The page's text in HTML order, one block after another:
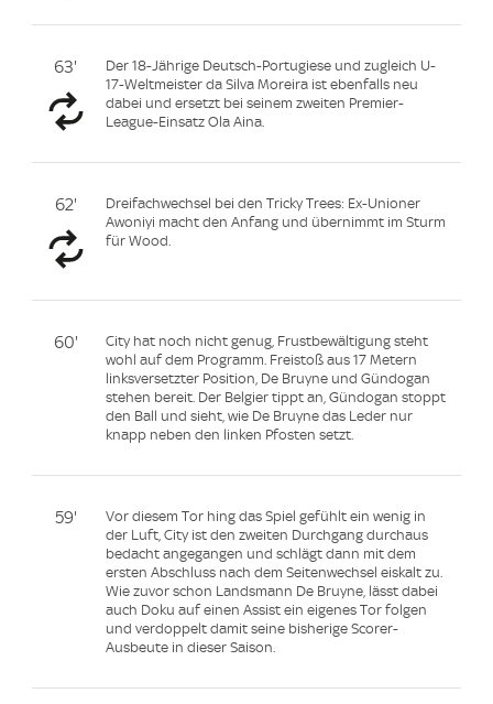
63'
Der 18-Jährige Deutsch-Portugiese und zugleich U-
17-Weltmeister da Silva Moreira ist ebenfalls neu
dabei und ersetzt bei seinem zweiten Premier-
League-Einsatz Ola Aina.
62'
Dreifachwechsel bei den Tricky Trees: Ex-Unioner
Awoniyi macht den Anfang und übernimmt im Sturm
für Wood.
60'
City hat noch nicht genug, Frustbewältigung steht
wohl auf dem Programm. Freistoß aus 17 Metern
linksversetzter Position, De Bruyne und Gündogan
stehen bereit. Der Belgier tippt an, Gündogan stoppt
den Ball und sieht, wie De Bruyne das Leder nur
knapp neben den linken Pfosten setzt.
59'
Vor diesem Tor hing das Spiel gefühlt ein wenig in
der Luft, City ist den zweiten Durchgang durchaus
bedacht angegangen und schlägt dann mit dem
ersten Abschluss nach dem Seitenwechsel eiskalt zu.
Wie zuvor schon Landsmann De Bruyne, lässt dabei
auch Doku auf einen Assist ein eigenes Tor folgen
und verdoppelt damit seine bisherige Scorer-
Ausbeute in dieser Saison.